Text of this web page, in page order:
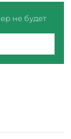
не будет